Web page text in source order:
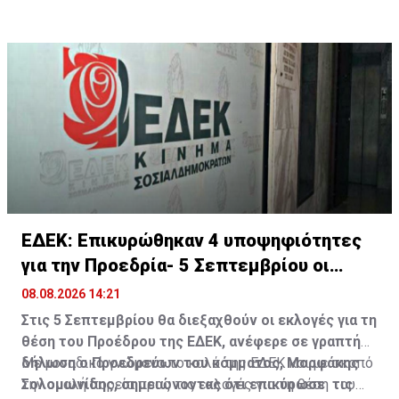
ΕΔΕΚ: Επικυρώθηκαν 4 υποψηφιότητες
για την Προεδρία- 5 Σεπτεμβρίου οι
εκλογές
08.08.2026 14:21
Στις 5 Σεπτεμβρίου θα διεξαχθούν οι εκλογές για τη
θέση του Προέδρου της ΕΔΕΚ, ανέφερε σε γραπτή
δήλωση ο Προεδρεύων του κόμματος, Μορφάκης
Σολομωνίδης, σημειώνοντας ότι επικύρωσε τις
Με μοναδικό γνώμονα το καλό της ΕΔΕΚ και με σκοπό
την ομαλή πορεία προς τις εκλογές για τη θέση του